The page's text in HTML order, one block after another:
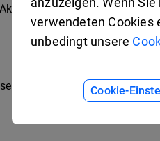
Android
verwendeten Cookies
unbedingt unsere
Cookie-